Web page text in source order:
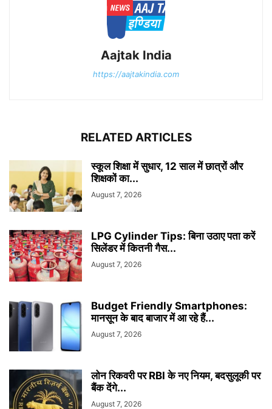
Aajtak India
https://aajtakindia.com
RELATED ARTICLES
स्कूल शिक्षा में सुधार, 12 साल में छात्रों और
शिक्षकों का...
August 7, 2026
LPG Cylinder Tips: बिना उठाए पता करें
सिलेंडर में कितनी गैस...
August 7, 2026
Budget Friendly Smartphones:
मानसून के बाद बाजार में आ रहे हैं...
August 7, 2026
लोन रिकवरी पर RBI के नए नियम, बदसुलूकी पर
बैंक देंगे...
August 7, 2026